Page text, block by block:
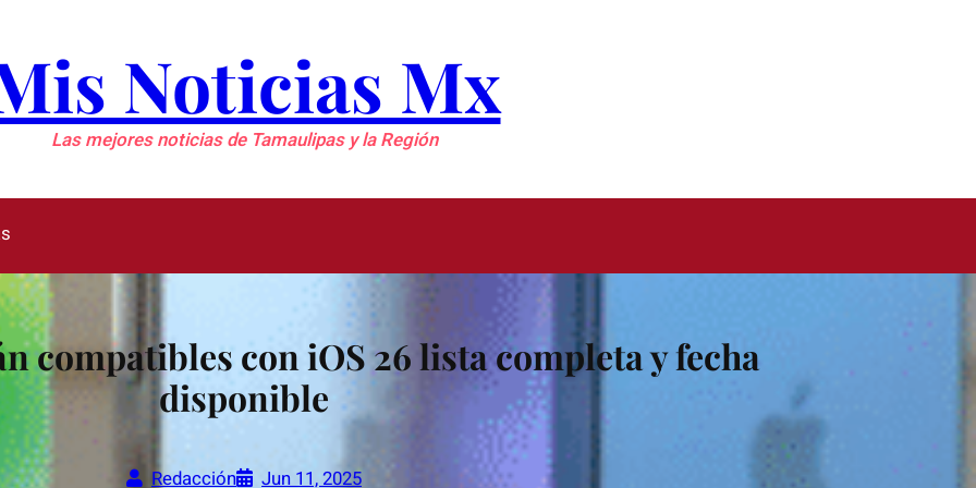
Noticias Mx
Las mejores noticias de Tamaulipas y la Región
compatibles con iOS 26 lista completa y fecha
disponible
Redacción Jun 11, 2025